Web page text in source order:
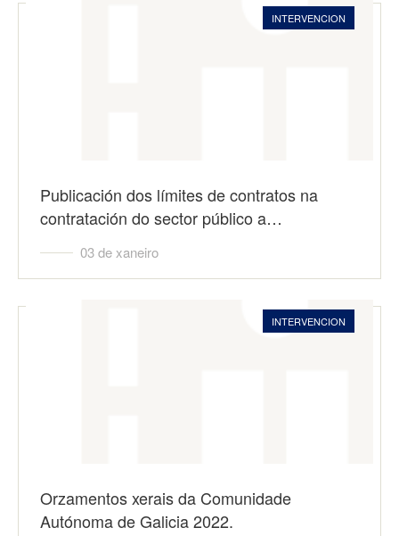
INTERVENCION
Publicación dos límites de contratos na
contratación do sector público a…
03 de xaneiro
INTERVENCION
Orzamentos xerais da Comunidade
Autónoma de Galicia 2022.